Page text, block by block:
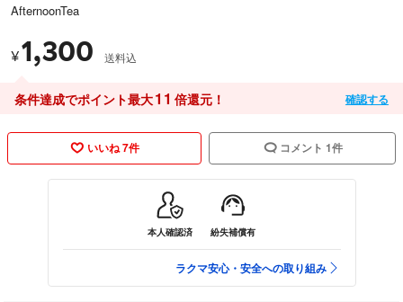
AfternoonTea
¥1,300 送料込
条件達成でポイント最大11 倍還元！ 確認する
いいね 7件 コメント 1件
本人確認済 紛失補償有
ラクマ安心・安全への取り組み